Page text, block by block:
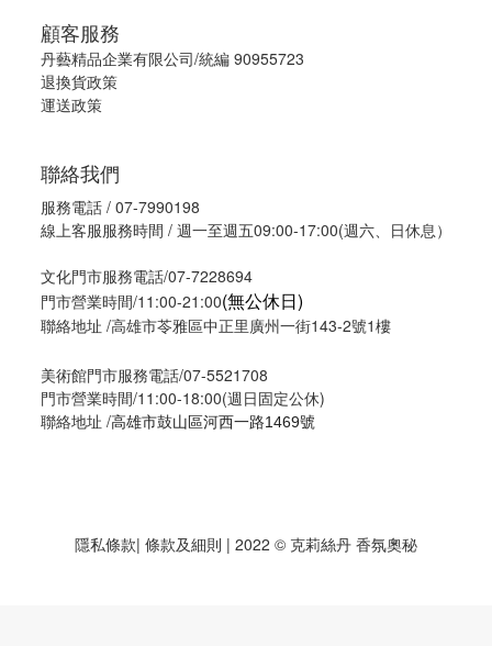
顧客服務
丹藝精品企業有限公司/統編 90955723
退換貨政策
運送政策
聯絡我們
服務電話 / 07-7990198
線上客服服務時間 / 週一至週五09:00-17:00(週六、日休息）
文化門市服務電話/07-7228694
門市營業時間/11:00-21:00(無公休日)
聯絡地址 /高雄市苓雅區中正里廣州一街143-2號1樓
美術館門市服務電話/07-5521708
門市營業時間/11:00-18:00(週日固定公休)
聯絡地址 /高雄市鼓山區河西一路1469號
隱私條款| 條款及細則 | 2022 © 克莉絲丹 香氛奧秘